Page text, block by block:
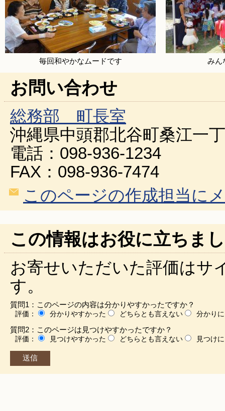
毎回和やかなムードです みん
お問い合わせ
総務部 町長室
沖縄県中頭郡北谷町桑江一
電話：098-936-1234
FAX：098-936-7474
このページの作成担当に
この情報はお役に立ちま
お寄せいただいた評価はサ
す。
質問1：このページの内容は分かりやすかったですか？
評価： 分かりやすかった どちらとも言えない 分かり
質問2：このページは見つけやすかったですか？
評価： 見つけやすかった どちらとも言えない 見つけ